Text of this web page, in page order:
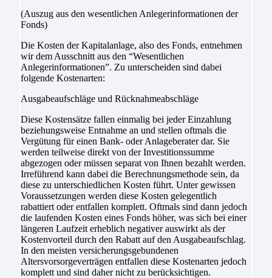
(Auszug aus den wesentlichen Anlegerinformationen der
Fonds)
Die Kosten der Kapitalanlage, also des Fonds, entnehmen
wir dem Ausschnitt aus den “Wesentlichen
Anlegerinformationen”. Zu unterscheiden sind dabei
folgende Kostenarten:
Ausgabeaufschläge und Rücknahmeabschläge
Diese Kostensätze fallen einmalig bei jeder Einzahlung
beziehungsweise Entnahme an und stellen oftmals die
Vergütung für einen Bank- oder Anlageberater dar. Sie
werden teilweise direkt von der Investitionssumme
abgezogen oder müssen separat von Ihnen bezahlt werden.
Irreführend kann dabei die Berechnungsmethode sein, da
diese zu unterschiedlichen Kosten führt. Unter gewissen
Voraussetzungen werden diese Kosten gelegentlich
rabattiert oder entfallen komplett. Oftmals sind dann jedoch
die laufenden Kosten eines Fonds höher, was sich bei einer
längeren Laufzeit erheblich negativer auswirkt als der
Kostenvorteil durch den Rabatt auf den Ausgabeaufschlag.
In den meisten versicherungsgebundenen
Altersvorsorgeverträgen entfallen diese Kostenarten jedoch
komplett und sind daher nicht zu berücksichtigen.